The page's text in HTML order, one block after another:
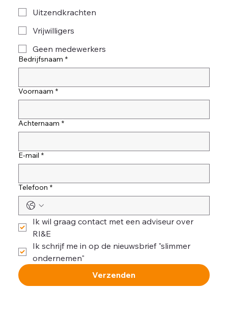
Uitzendkrachten
Vrijwilligers
Geen medewerkers
Bedrijfsnaam *
Voornaam *
Achternaam *
E-mail *
Telefoon *
Ik wil graag contact met een adviseur over
RI&E
Ik schrijf me in op de nieuwsbrief "slimmer
ondernemen"
Verzenden